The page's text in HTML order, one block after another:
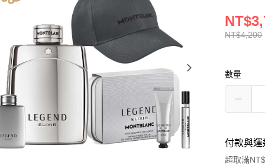
NT$4,200
數量
付款與
超取滿